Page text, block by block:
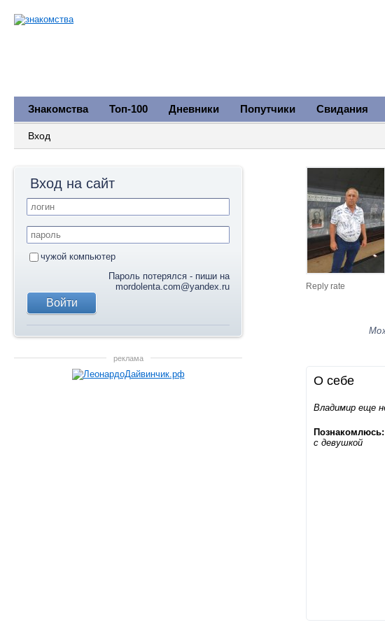
Знакомства Топ-100 Дневники Попутчики Свидания
Вход
Reply rate
О себе
Владимир еще
Познакомлюсь:
с девушкой
Вход на сайт
чужой компьютер
Пароль потерялся - пиши на
mordolenta.com@yandex.ru
реклама